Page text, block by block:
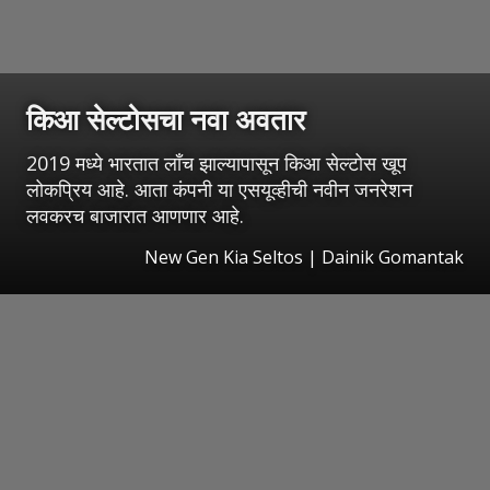
किआ सेल्टोसचा नवा अवतार
2019 मध्ये भारतात लाँच झाल्यापासून किआ सेल्टोस खूप
लोकप्रिय आहे. आता कंपनी या एसयूव्हीची नवीन जनरेशन
लवकरच बाजारात आणणार आहे.
New Gen Kia Seltos | Dainik Gomantak